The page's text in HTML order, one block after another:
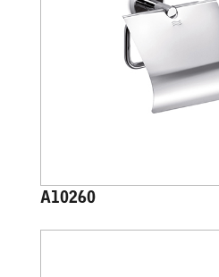
A10260